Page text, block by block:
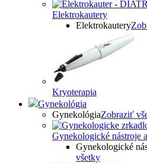
Elektrokautery
Elektrokautery
Kryoterapia
Gynekológia
GynekológiaZobraziť
Gynekologické nástroje
Gynekologické
všetky